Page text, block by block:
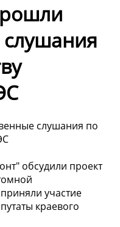
слушания по
обсудили проект
участие
краевого